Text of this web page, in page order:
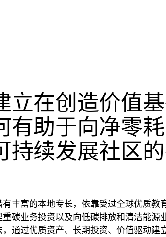
立在创造价值
有助于向净零
续发展社区的
丰富的本地专长，依靠受过全球优质教
碳业务投资以及向低碳排放和清洁能源
通过优质资产、长期投资、价值驱动建